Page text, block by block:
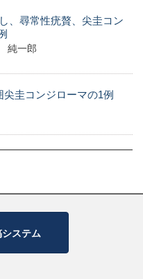
、尋常性疣贅、尖圭コン
純一郎
圭コンジローマの1例
ステム